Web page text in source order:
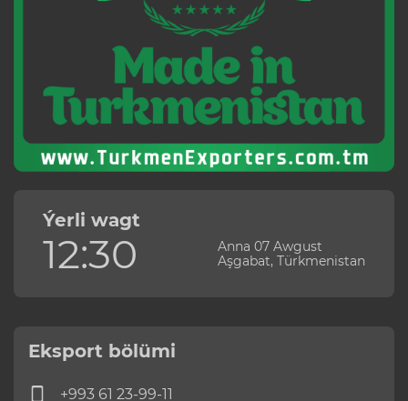
Ýerli wagt
12:30
Anna 07 Awgust
Aşgabat, Türkmenistan
Eksport bölümi
+993 61 23-99-11